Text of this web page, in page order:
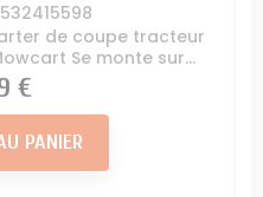
532415598
de coupe tracteur
Se monte sur...
€
PANIER